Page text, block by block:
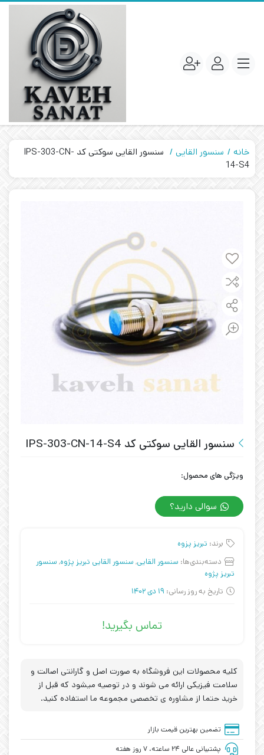
خانه سنسور القایی
سنسور القایی سوکتی کد IPS-303-CN-
14-S4
سنسور القایی سوکتی کد IPS-303-CN-14-S4
ویژگی های محصول:
سوالی دارید؟
برند: تبریز پزوه
دسته‌بندی‌ها: سنسور القایی, سنسور القایی تبریز پژوه, سنسور
تبریز پژوه
تاریخ به روز رسانی: 19 دی 1402
تماس بگیرید!
کلیه محصولات این فروشگاه به صورت اصل و گارانتی اصالت و
سلامت فیزیکی ارائه می شوند و در توصیه میشود که قبل از
خرید حتما از مشاوره ی تخصصی مجموعه ما استفاده کنید.
تضمین بهترین قیمت بازار
پشتیبانی عالی ۲۴ ساعته، ۷ روز هفته